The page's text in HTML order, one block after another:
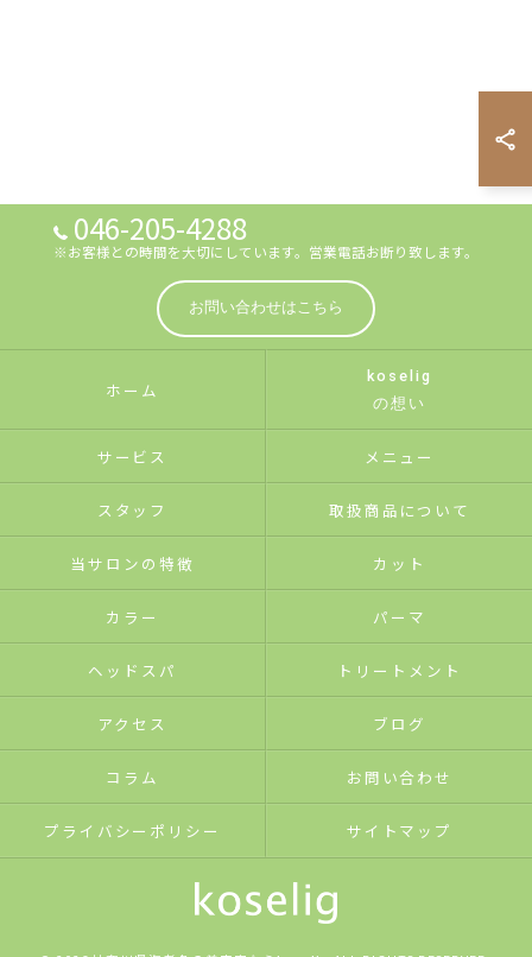
046-205-4288
※お客様との時間を大切にしています。営業電話お断り致します。
お問い合わせはこちら
ホーム
koselig
の想い
サービス メニュー
スタッフ 取扱商品について
当サロンの特徴 カット
カラー パーマ
ヘッドスパ トリートメント
アクセス ブログ
コラム お問い合わせ
プライバシーポリシー サイトマップ